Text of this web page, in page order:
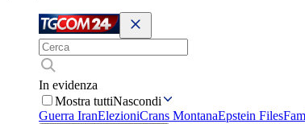
In evidenza
Mostra tuttiNascondi
Guerra IranElezioniCrans MontanaEpstein Files